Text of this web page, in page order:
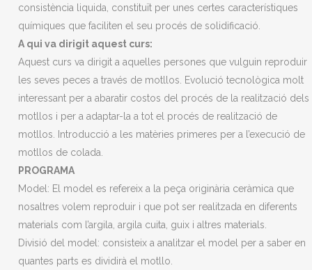
consistència liquida, constituït per unes certes característiques
químiques que faciliten el seu procés de solidificació.
A qui va dirigit aquest curs:
Aquest curs va dirigit a aquelles persones que vulguin reproduir
les seves peces a través de motllos. Evolució tecnològica molt
interessant per a abaratir costos del procés de la realització dels
motllos i per a adaptar-la a tot el procés de realització de
motllos. Introducció a les matèries primeres per a l’execució de
motllos de colada.
PROGRAMA
Model: El model es refereix a la peça originària ceràmica que
nosaltres volem reproduir i que pot ser realitzada en diferents
materials com l’argila, argila cuita, guix i altres materials.
Divisió del model: consisteix a analitzar el model per a saber en
quantes parts es dividirà el motllo.